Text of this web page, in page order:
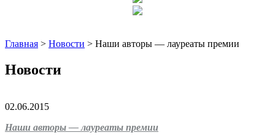
Главная > Новости > Наши авторы — лауреаты премии
Новости
02.06.2015
Наши авторы — лауреаты премии